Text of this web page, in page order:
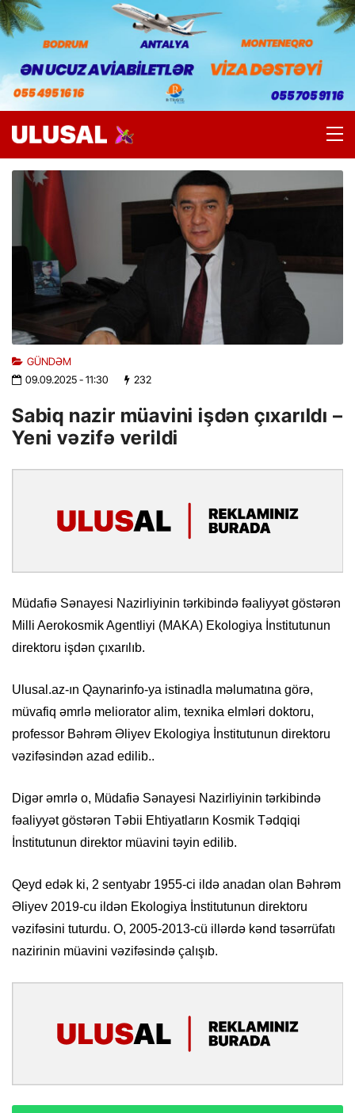
GÜNDƏM
09.09.2025- 11:30 232
Sabiq nazir müavini işdən çıxarıldı –
Yeni vəzifə verildi
Müdafiə Sənayesi Nazirliyinin tərkibində fəaliyyət göstərən
Milli Aerokosmik Agentliyi (MAKA) Ekologiya İnstitutunun
direktoru işdən çıxarılıb.
Ulusal.az-ın Qaynarinfo-ya istinadla məlumatına görə,
müvafiq əmrlə meliorator alim, texnika elmləri doktoru,
professor Bəhrəm Əliyev Ekologiya İnstitutunun direktoru
vəzifəsindən azad edilib..
Digər əmrlə o, Müdafiə Sənayesi Nazirliyinin tərkibində
fəaliyyət göstərən Təbii Ehtiyatların Kosmik Tədqiqi
İnstitutunun direktor müavini təyin edilib.
Qeyd edək ki, 2 sentyabr 1955-ci ildə anadan olan Bəhrəm
Əliyev 2019-cu ildən Ekologiya İnstitutunun direktoru
vəzifəsini tuturdu. O, 2005-2013-cü illərdə kənd təsərrüfatı
nazirinin müavini vəzifəsində çalışıb.